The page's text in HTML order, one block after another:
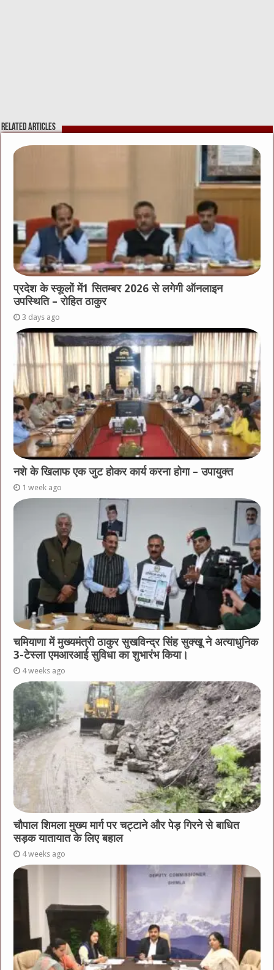
Related Articles
प्रदेश के स्कूलों में1 सितम्बर 2026 से लगेगी ऑनलाइन
उपस्थिति – रोहित ठाकुर
3 days ago
नशे के खिलाफ एक जुट होकर कार्य करना होगा – उपायुक्त
1 week ago
चमियाणा में मुख्यमंत्री ठाकुर सुखविन्द्र सिंह सुक्खू ने अत्याधुनिक
3-टेस्ला एमआरआई सुविधा का शुभारंभ किया।
4 weeks ago
चौपाल शिमला मुख्य मार्ग पर चट्टाने और पेड़ गिरने से बाधित
सड़क यातायात के लिए बहाल
4 weeks ago